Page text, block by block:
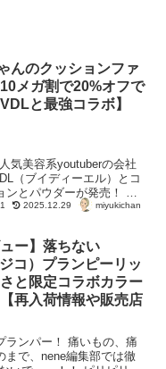
んのクッションファ
メガ割で20%オフで
と最強コラボ】
気美容系youtuberの会社
（ブイディーエル）とコ
とパウダーが発売！ な
2025.12.29 miyukichan
ュー】落ちない
コ）プランピーリッ
と限定コラボカラー
再入荷情報や販売店
ランパー！ 痛いもの、痛
まで、nene編集部では徹